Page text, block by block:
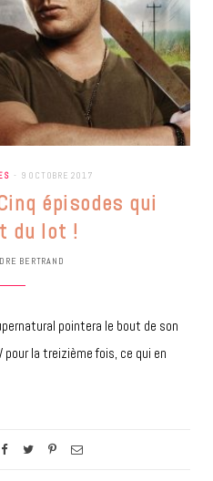
9 OCTOBRE 2017
épisodes qui
du lot !
BERTRAND
pointera le bout de son
la treizième fois, ce qui en